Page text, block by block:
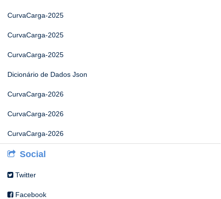
CurvaCarga-2025
CurvaCarga-2025
CurvaCarga-2025
Dicionário de Dados Json
CurvaCarga-2026
CurvaCarga-2026
CurvaCarga-2026
Social
Twitter
Facebook